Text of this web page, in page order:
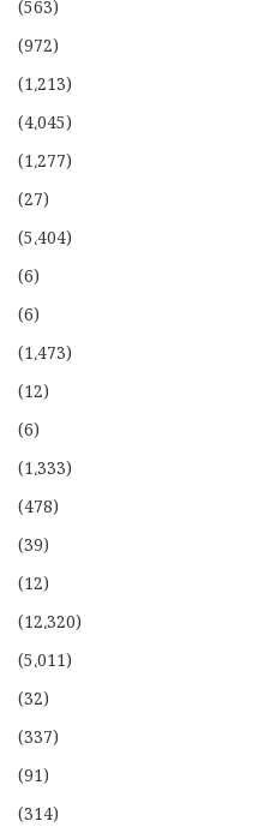
(563)
(972)
(1،213)
(4،045)
(1،277)
(27)
(5،404)
(6)
(6)
(1،473)
(12)
(6)
(1،333)
(478)
(39)
(12)
(12،320)
(5،011)
(32)
(337)
(91)
(314)